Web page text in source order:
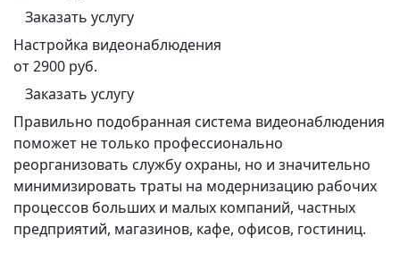
Заказать услугу
Настройка видеонаблюдения
от 2900 руб.
Заказать услугу
Правильно подобранная система видеонаблюдения
поможет не только профессионально
реорганизовать службу охраны, но и значительно
минимизировать траты на модернизацию рабочих
процессов больших и малых компаний, частных
предприятий, магазинов, кафе, офисов, гостиниц.